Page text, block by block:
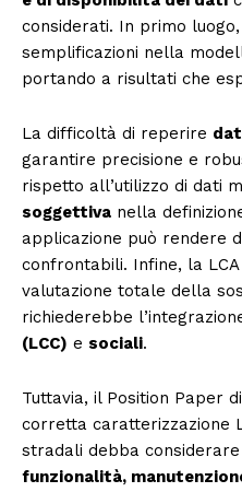
considerati. In primo
semplificazioni nella
portando a risultati che
La difficoltà di reperire
garantire precisione e
rispetto all’utilizzo di dati
soggettiva nella
applicazione può rendere
confrontabili. Infine, la
valutazione totale della
richiederebbe
(LCC) e sociali.
Tuttavia, il Position Paper
corretta caratterizzazione
stradali debba
funzionalità,